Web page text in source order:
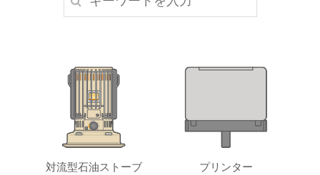
対流型石油ストーブ プリンター